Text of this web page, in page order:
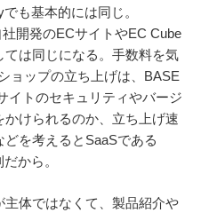
も基本的には同じ。
開発のECサイトやEC Cube
は同じになる。手数料を気
ョップの立ち上げは、BASE
イトのセキュリティやバージ
かけられるのか、立ち上げ速
を考えるとSaaSである
から。
体ではなくて、製品紹介や